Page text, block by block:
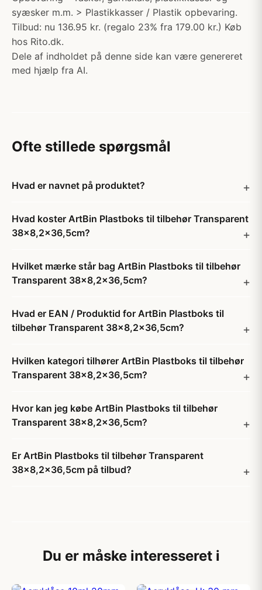
syæsker m.m. > Plastikkasser / Plastik opbevaring.
Tilbud: nu 136.95 kr. (regalo 23% fra 179.00 kr.) Køb
hos Rito.dk.
Dele af indholdet på denne side kan være genereret
med hjælp fra AI.
Ofte stillede spørgsmål
Hvad er navnet på produktet?
Hvad koster ArtBin Plastboks til tilbehør Transparent
38x8,2x36,5cm?
Hvilket mærke står bag ArtBin Plastboks til tilbehør
Transparent 38x8,2x36,5cm?
Hvad er EAN / Produktid for ArtBin Plastboks til
tilbehør Transparent 38x8,2x36,5cm?
Hvilken kategori tilhører ArtBin Plastboks til tilbehør
Transparent 38x8,2x36,5cm?
Hvor kan jeg købe ArtBin Plastboks til tilbehør
Transparent 38x8,2x36,5cm?
Er ArtBin Plastboks til tilbehør Transparent
38x8,2x36,5cm på tilbud?
Du er måske interesseret i